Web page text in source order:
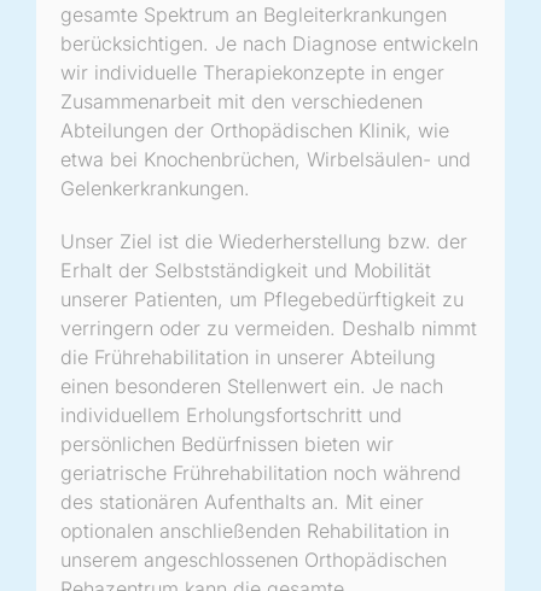
gesamte Spektrum an Begleiterkrankungen
berücksichtigen. Je nach Diagnose entwickeln
wir individuelle Therapiekonzepte in enger
Zusammenarbeit mit den verschiedenen
Abteilungen der Orthopädischen Klinik, wie
etwa bei Knochenbrüchen, Wirbelsäulen- und
Gelenkerkrankungen.
Unser Ziel ist die Wiederherstellung bzw. der
Erhalt der Selbstständigkeit und Mobilität
unserer Patienten, um Pflegebedürftigkeit zu
verringern oder zu vermeiden. Deshalb nimmt
die Frührehabilitation in unserer Abteilung
einen besonderen Stellenwert ein. Je nach
individuellem Erholungsfortschritt und
persönlichen Bedürfnissen bieten wir
geriatrische Frührehabilitation noch während
des stationären Aufenthalts an. Mit einer
optionalen anschließenden Rehabilitation in
unserem angeschlossenen Orthopädischen